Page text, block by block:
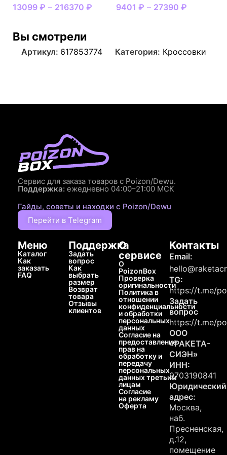
13099 ₽ – 216370 ₽ 9401 ₽ – 27390 ₽
Вы смотрели
Артикул: 617853774 Категория: Кроссовки
Сервис для заказа товаров с Poizon/Dewu.
Поддержка: ежедневно 04:00–21:00 МСК
Гайды, советы и находки с Poizon/Dewu
Перейти в Telegram
Меню
Каталог
Как
заказать
FAQ
Поддержка
Задать
вопрос
Как
выбрать
размер
Возврат
товара
Отзывы
клиентов
О
сервисе
О
PoizonBox
Проверка
оригинальности
Политика в
отношении
конфиденциальности
и обработки
персональных
данных
Согласие на
предоставление
прав на
обработку и
передачу
персональных
данных третьим
лицам
Согласие
на рекламу
Оферта
Контакты
Email:
TG:
https://t.me/
Задать
вопрос
https://t.me/
ООО
«РАКЕТА-
СИЭН»
ИНН:
9703190841
Юридический
адрес:
Москва,
наб.
Пресненская,
д.12,
помещение